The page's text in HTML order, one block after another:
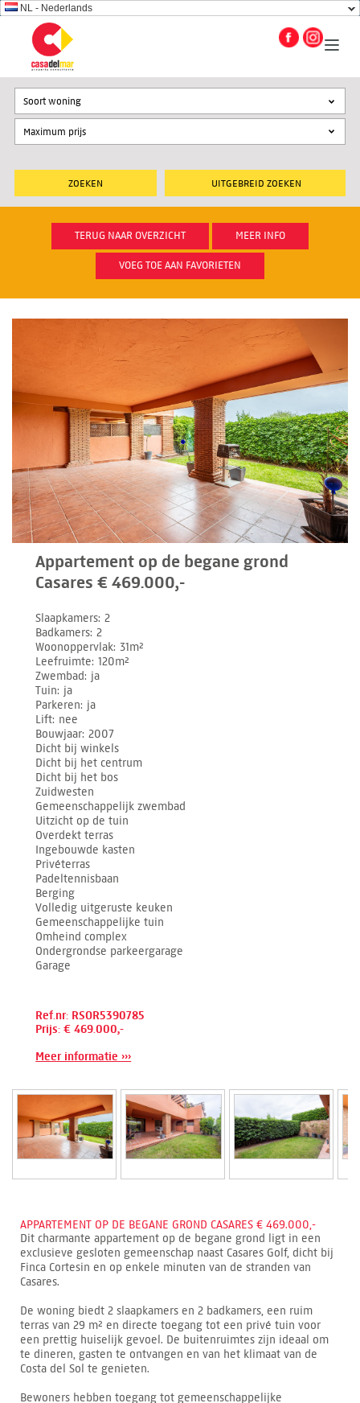
NL - Nederlands
UITGEBREID ZOEKEN
Soort woning
TERUG NAAR OVERZICHT MEER INFO
VOEG TOE AAN FAVORIETEN
Appartement op de begane grond
Casares € 469.000,-
Slaapkamers 2
Badkamers 2
Woonoppervlak 31m²
Leefruimte 120m²
Zwembad ja
Tuin ja
Parkeren ja
Lift nee
Bouwjaar 2007
Dicht bij winkels
Dicht bij het centrum
Dicht bij het bos
Zuidwesten
Gemeenschappelijk zwembad
Uitzicht op de tuin
Overdekt terras
Ingebouwde kasten
Privéterras
Padeltennisbaan
Berging
Volledig uitgeruste keuken
Gemeenschappelijke tuin
Omheind complex
Ondergrondse parkeergarage
Garage
Ref.nr: RSOR5390785
Prijs: € 469.000,-
Meer informatie ›››
APPARTEMENT OP DE BEGANE GROND CASARES € 469.000,-
Dit charmante appartement op de begane grond ligt in een
exclusieve gesloten gemeenschap naast Casares Golf, dicht bij
Finca Cortesin en op enkele minuten van de stranden van
Casares.
De woning biedt 2 slaapkamers en 2 badkamers, een ruim
terras van 29 m² en directe toegang tot een privé tuin voor
een prettig huiselijk gevoel. De buitenruimtes zijn ideaal om
te dineren, gasten te ontvangen en van het klimaat van de
Costa del Sol te genieten.
Bewoners hebben toegang tot gemeenschappelijke